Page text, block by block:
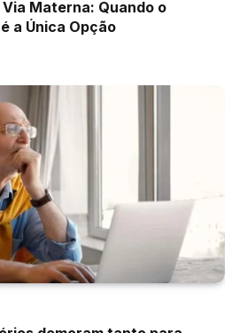
Materna: Quando o
a Única Opção